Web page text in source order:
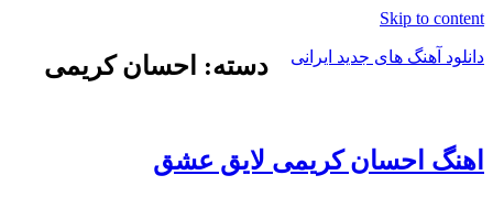
Skip to content
دانلود آهنگ های جدید ایرانی
آلبوم
موزیک
دسته: احسان کریمی
اهنگ احسان کریمی لایق عشق